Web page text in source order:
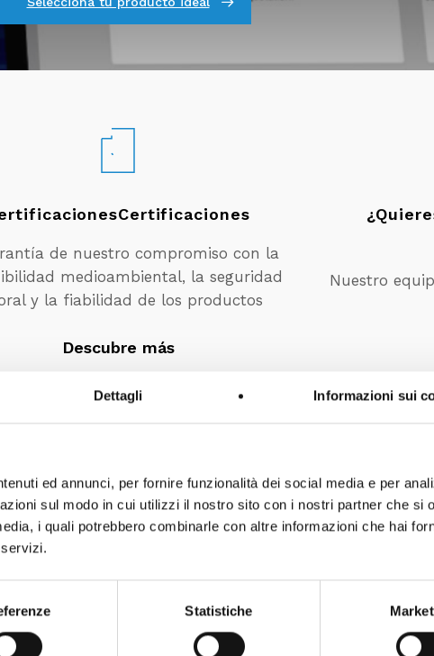
Dettagli Informazioni sui
ed annunci, per fornire funzionalità dei social media e per
sul modo in cui utilizzi il nostro sito con i nostri partner che si
i quali potrebbero combinarle con altre informazioni che hai
Statistiche
de nuestro compromiso con la
medioambiental, la seguridad
y la fiabilidad de los productos
Descubre más
Nuestro